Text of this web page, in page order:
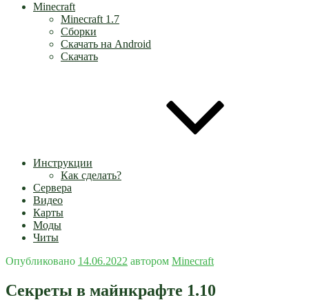
Minecraft
Minecraft 1.7
Сборки
Скачать на Android
Скачать
Инструкции
Как сделать?
Сервера
Видео
Карты
Моды
Читы
Опубликовано 14.06.2022 автором Minecraft
Секреты в майнкрафте 1.10